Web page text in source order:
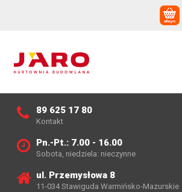
89 625 17 80
Kontakt
Pn.-Pt.: 7.00 - 16.00
Sobota, niedziela: nieczynne
ul. Przemysłowa 8
11-034 Stawiguda Warmińsko-Mazurskie